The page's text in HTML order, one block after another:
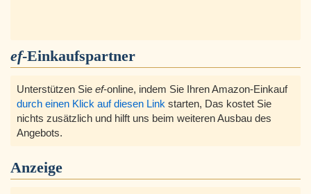
ef-Einkaufspartner
Unterstützen Sie ef-online, indem Sie Ihren Amazon-Einkauf
durch einen Klick auf diesen Link starten, Das kostet Sie
nichts zusätzlich und hilft uns beim weiteren Ausbau des
Angebots.
Anzeige